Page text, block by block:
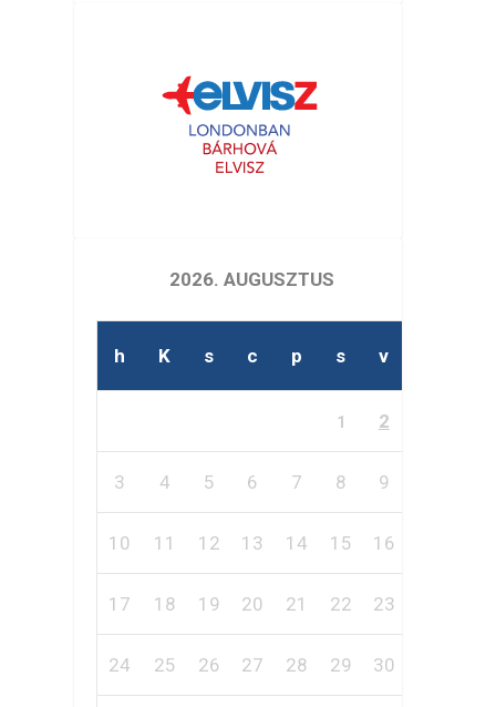
2026. AUGUSZTUS
h K s c p s v
1 2
3 4 5 6 7 8 9
10 11 12 13 14 15 16
17 18 19 20 21 22 23
24 25 26 27 28 29 30